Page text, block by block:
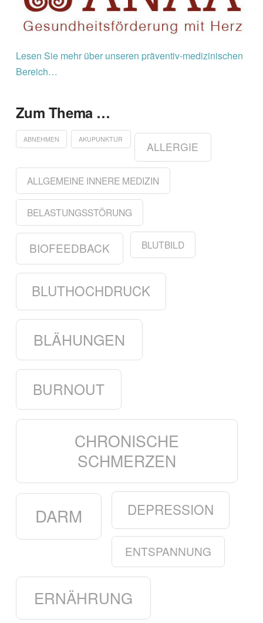
Lesen Sie mehr über unseren präventiv-medizinischen
Bereich…
Zum Thema …
ABNEHMEN AKUPUNKTUR
ALLERGIE
ALLGEMEINE INNERE MEDIZIN
BELASTUNGSSTÖRUNG
BIOFEEDBACK BLUTBILD
BLUTHOCHDRUCK
BLÄHUNGEN
BURNOUT
CHRONISCHE
SCHMERZEN
DARM DEPRESSION
ENTSPANNUNG
ERNÄHRUNG